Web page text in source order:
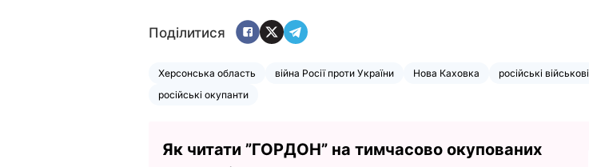
Поділитися
Херсонська область війна Росії проти України Нова Каховка
російські військові
російські окупанти
Як читати ”ГОРДОН” на тимчасово окупованих